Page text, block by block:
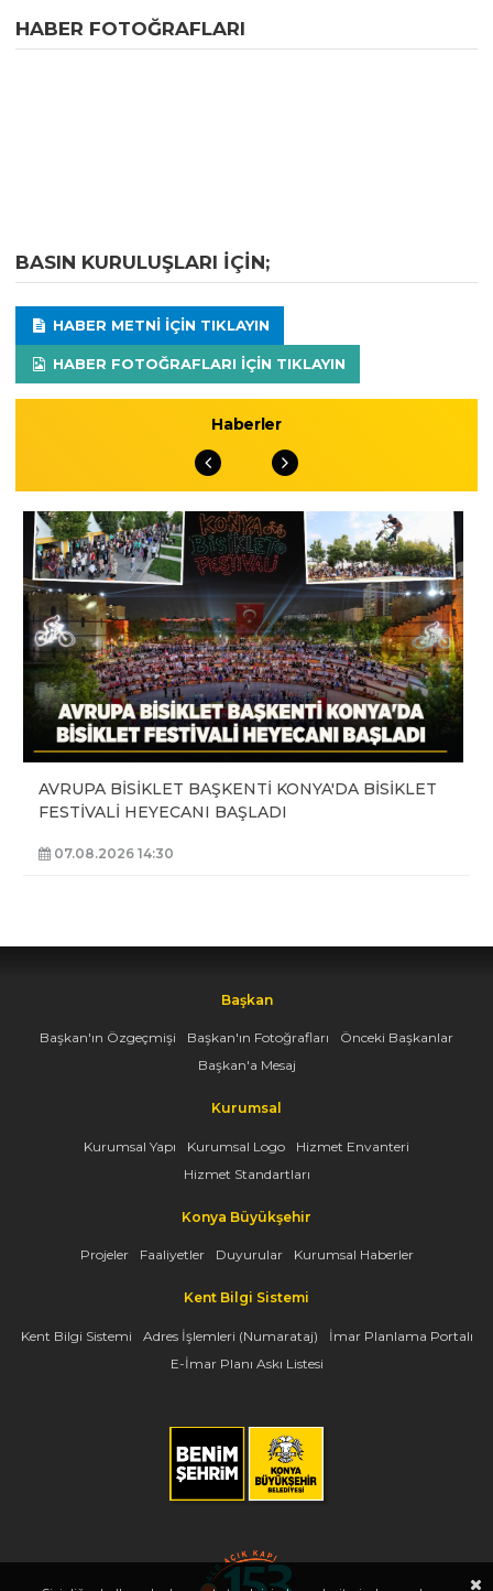
HABER FOTOĞRAFLARI
BASIN KURULUŞLARI IÇIN;
HABER METNI IÇIN TIKLAYIN
HABER FOTOĞRAFLARI IÇIN TIKLAYIN
Haberler
AVRUPA BİSİKLET BAŞKENTİ KONYA'DA BİSİKLET
FESTİVALİ HEYECANI BAŞLADI
07.08.2026 14:30
Başkan
Başkan'ın Özgeçmişi Başkan'ın Fotoğrafları
Önceki Başkanlar
Başkan'a Mesaj
Kurumsal
Kurumsal Yapı Kurumsal Logo
Hizmet Envanteri
Hizmet Standartları
Konya Büyükşehir
Projeler Faaliyetler Duyurular Kurumsal Haberler
Kent Bilgi Sistemi
Kent Bilgi Sistemi Adres İşlemleri (Numarataj)
İmar Planlama Portalı
E-İmar Planı Askı Listesi